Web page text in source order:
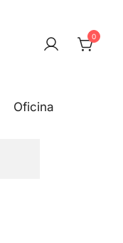
0
Oficina